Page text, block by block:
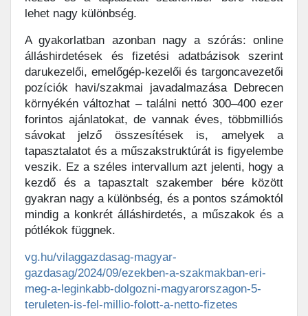
lehet nagy különbség.
A gyakorlatban azonban nagy a szórás: online
álláshirdetések és fizetési adatbázisok szerint
darukezelői, emelőgép-kezelői és targoncavezetői
pozíciók havi/szakmai javadalmazása Debrecen
környékén változhat – találni nettó 300–400 ezer
forintos ajánlatokat, de vannak éves, többmilliós
sávokat jelző összesítések is, amelyek a
tapasztalatot és a műszakstruktúrát is figyelembe
veszik. Ez a széles intervallum azt jelenti, hogy a
kezdő és a tapasztalt szakember bére között
gyakran nagy a különbség, és a pontos számoktól
mindig a konkrét álláshirdetés, a műszakok és a
pótlékok függnek.
vg.hu/vilaggazdasag-magyar-
gazdasag/2024/09/ezekben-a-szakmakban-eri-
meg-a-leginkabb-dolgozni-magyarorszagon-5-
teruleten-is-fel-millio-folott-a-netto-fizetes